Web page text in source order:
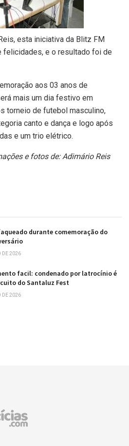
esta iniciativa da Blitz FM
felicidades, e o resultado foi de
aos 03 anos de
mais um dia festivo em
torneio de futebol masculino,
canto e dança e logo após
e um trio elétrico.
e fotos de: Adimário Reis
durante comemoração do
DE 2026
facil: condenado por latrocínio é
do Santaluz Fest
DE 2026